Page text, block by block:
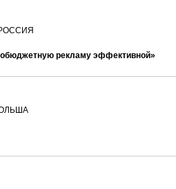
рекламу эффективной»